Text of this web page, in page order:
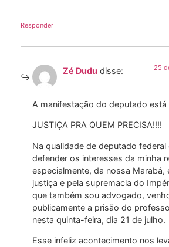
Responder
Zé Dudu disse: 25
A manifestação do deputado está
JUSTIÇA PRA QUEM PRECISA!!!!
Na qualidade de deputado federal
defender os interesses da minha
especialmente, da nossa Marabá,
justiça e pela supremacia do
que também sou advogado,
publicamente a prisão do
nesta quinta-feira, dia 21 de julho.
Esse infeliz acontecimento nos